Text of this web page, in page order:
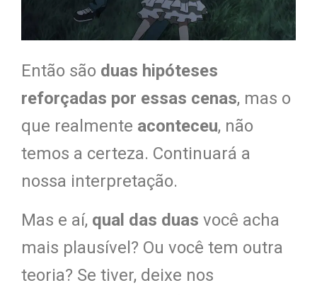
Então são duas hipóteses
reforçadas por essas cenas, mas o
que realmente aconteceu, não
temos a certeza. Continuará a
nossa interpretação.
Mas e aí, qual das duas você acha
mais plausível? Ou você tem outra
teoria? Se tiver, deixe nos